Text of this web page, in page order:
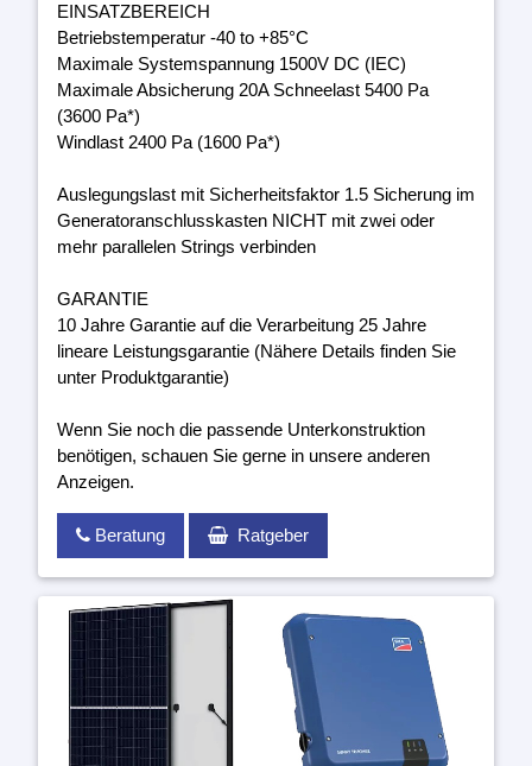
EINSATZBEREICH
Betriebstemperatur -40 to +85°C
Maximale Systemspannung 1500V DC (IEC)
Maximale Absicherung 20A Schneelast 5400 Pa
(3600 Pa*)
Windlast 2400 Pa (1600 Pa*)
Auslegungslast mit Sicherheitsfaktor 1.5 Sicherung im
Generatoranschlusskasten NICHT mit zwei oder
mehr parallelen Strings verbinden
GARANTIE
10 Jahre Garantie auf die Verarbeitung 25 Jahre
lineare Leistungsgarantie (Nähere Details finden Sie
unter Produktgarantie)
Wenn Sie noch die passende Unterkonstruktion
benötigen, schauen Sie gerne in unsere anderen
Anzeigen.
Beratung Ratgeber